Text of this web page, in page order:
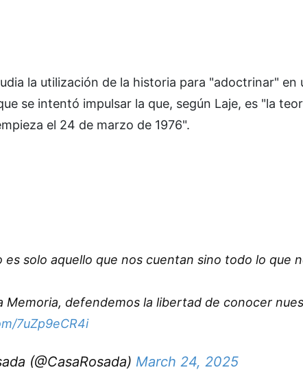
la utilización de la historia para "adoctrinar"
se intentó impulsar la que, según Laje, es "la
el 24 de marzo de 1976".
es solo aquello que nos cuentan sino todo lo que
Memoria, defendemos la libertad de conocer
7uZp9eCR4i
(@CasaRosada) March 24, 2025